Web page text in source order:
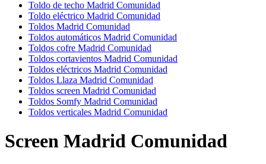
Toldo de techo Madrid Comunidad
Toldo eléctrico Madrid Comunidad
Toldos Madrid Comunidad
Toldos automáticos Madrid Comunidad
Toldos cofre Madrid Comunidad
Toldos cortavientos Madrid Comunidad
Toldos eléctricos Madrid Comunidad
Toldos Llaza Madrid Comunidad
Toldos screen Madrid Comunidad
Toldos Somfy Madrid Comunidad
Toldos verticales Madrid Comunidad
Screen Madrid Comunidad